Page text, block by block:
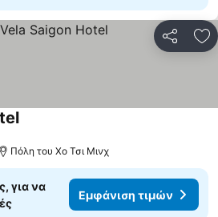
Πόλη του Χο Τσι Μινχ
για να
Εμφάνιση τιμών